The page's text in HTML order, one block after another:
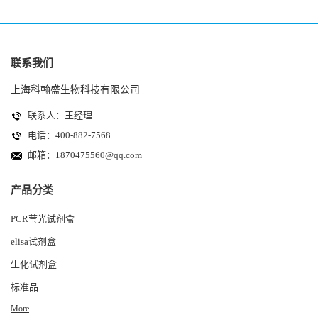
联系我们
上海科翰盛生物科技有限公司
联系人：王经理
电话：400-882-7568
邮箱： 1870475560@qq.com
产品分类
PCR莹光试剂盒
elisa试剂盒
生化试剂盒
标准品
More